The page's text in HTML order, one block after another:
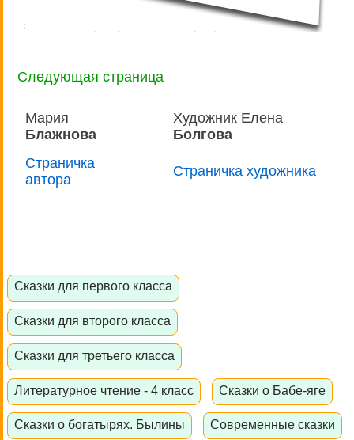
Следующая страница
Мария
Блажнова
Художник Елена
Болгова
Страничка
автора
Страничка художника
Сказки для первого класса
Сказки для второго класса
Сказки для третьего класса
Литературное чтение - 4 класс Сказки о Бабе-яге
Сказки о богатырях. Былины Современные сказки